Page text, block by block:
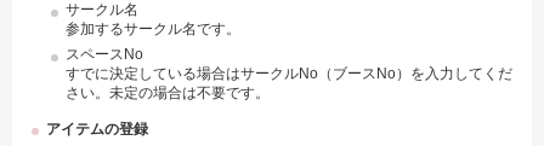
サークル名
参加するサークル名です。
スペースNo
すでに決定している場合はサークルNo（ブースNo）を入力してくだ
さい。未定の場合は不要です。
アイテムの登録